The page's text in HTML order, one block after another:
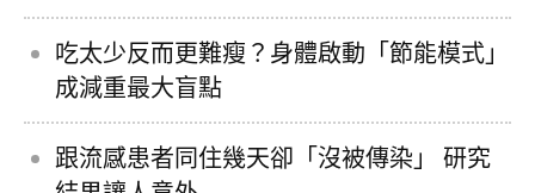
吃太少反而更難瘦？身體啟動「節能模式」
成減重最大盲點
跟流感患者同住幾天卻「沒被傳染」 研究